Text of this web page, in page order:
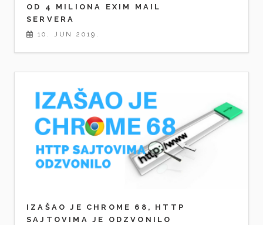
OD 4 MILIONA EXIM MAIL
SERVERA
10. JUN 2019.
IZAŠAO JE CHROME 68, HTTP
SAJTOVIMA JE ODZVONILO